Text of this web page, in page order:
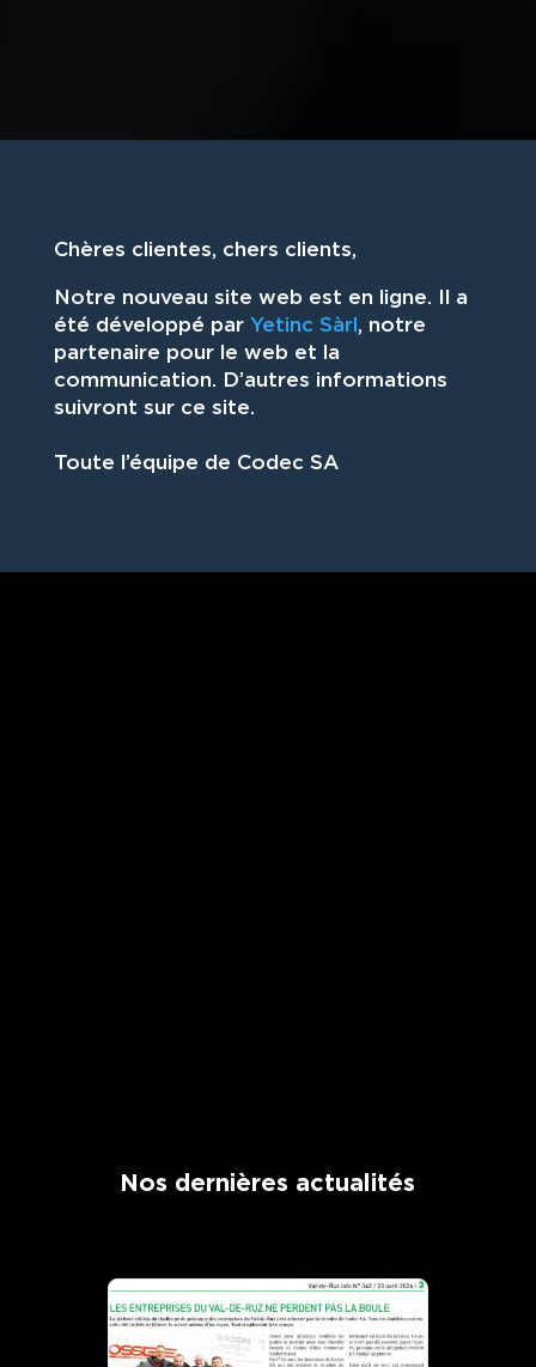
Chères clientes, chers clients,
Notre nouveau site web est en ligne. Il a
été développé par Yetinc Sàrl, notre
partenaire pour le web et la
communication. D’autres informations
suivront sur ce site.
Toute l’équipe de Codec SA
Nos dernières actualités